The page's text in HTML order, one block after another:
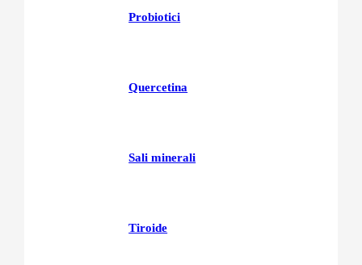
Probiotici
Quercetina
Sali minerali
Tiroide